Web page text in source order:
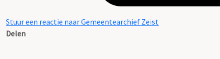
Stuur een reactie naar Gemeentearchief Zeist
Delen